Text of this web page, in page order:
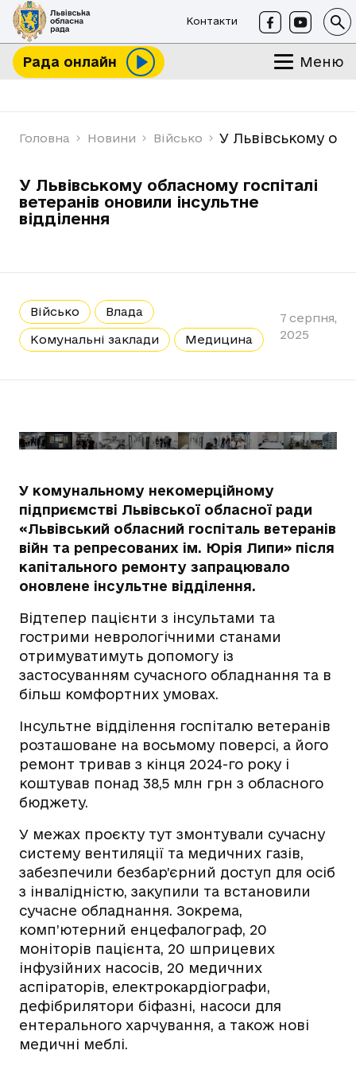
Контакти
Рада онлайн Меню
Головна Новини Військо У Львівському
У Львівському обласному госпіталі
ветеранів оновили інсультне
відділення
Військо Влада
Комунальні заклади Медицина
7 серпня,
2025
У комунальному некомерційному
підприємстві Львівської обласної ради
«Львівський обласний госпіталь ветеранів
війн та репресованих ім. Юрія Липи» після
капітального ремонту запрацювало
оновлене інсультне відділення.
Відтепер пацієнти з інсультами та
гострими неврологічними станами
отримуватимуть допомогу із
застосуванням сучасного обладнання та в
більш комфортних умовах.
Інсультне відділення госпіталю ветеранів
розташоване на восьмому поверсі, а його
ремонт тривав з кінця 2024-го року і
коштував понад 38,5 млн грн з обласного
бюджету.
У межах проєкту тут змонтували сучасну
систему вентиляції та медичних газів,
забезпечили безбар’єрний доступ для осіб
з інвалідністю, закупили та встановили
сучасне обладнання. Зокрема,
комп’ютерний енцефалограф, 20
моніторів пацієнта, 20 шприцевих
інфузійних насосів, 20 медичних
аспіраторів, електрокардіографи,
дефібрилятори біфазні, насоси для
ентерального харчування, а також нові
медичні меблі.